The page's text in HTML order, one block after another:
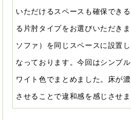
いただけるスペースも確保でき
る片肘タイプをお選びいただき
ソファ）を同じスペースに設置
なっております。今回はシンプ
ワイト色でまとめました。床が
させることで違和感を感じさせま